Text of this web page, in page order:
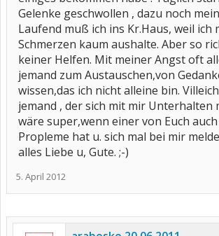
Gelenke geschwollen , dazu noch
Laufend muß ich ins Kr.Haus, weil ich
Schmerzen kaum aushalte. Aber so
keiner Helfen. Mit meiner Angst oft
jemand zum Austauschen,von
wissen,das ich nicht alleine bin.
jemand , der sich mit mir Unterhalten
wäre super,wenn einer von Euch
Propleme hat u. sich mal bei mir
alles Liebe u, Gute. ;-)
5. April 2012